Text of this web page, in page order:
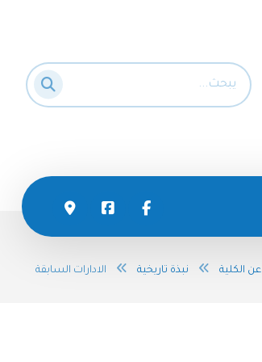
عن الكلية نبذة تاريخية الادارات السابقة